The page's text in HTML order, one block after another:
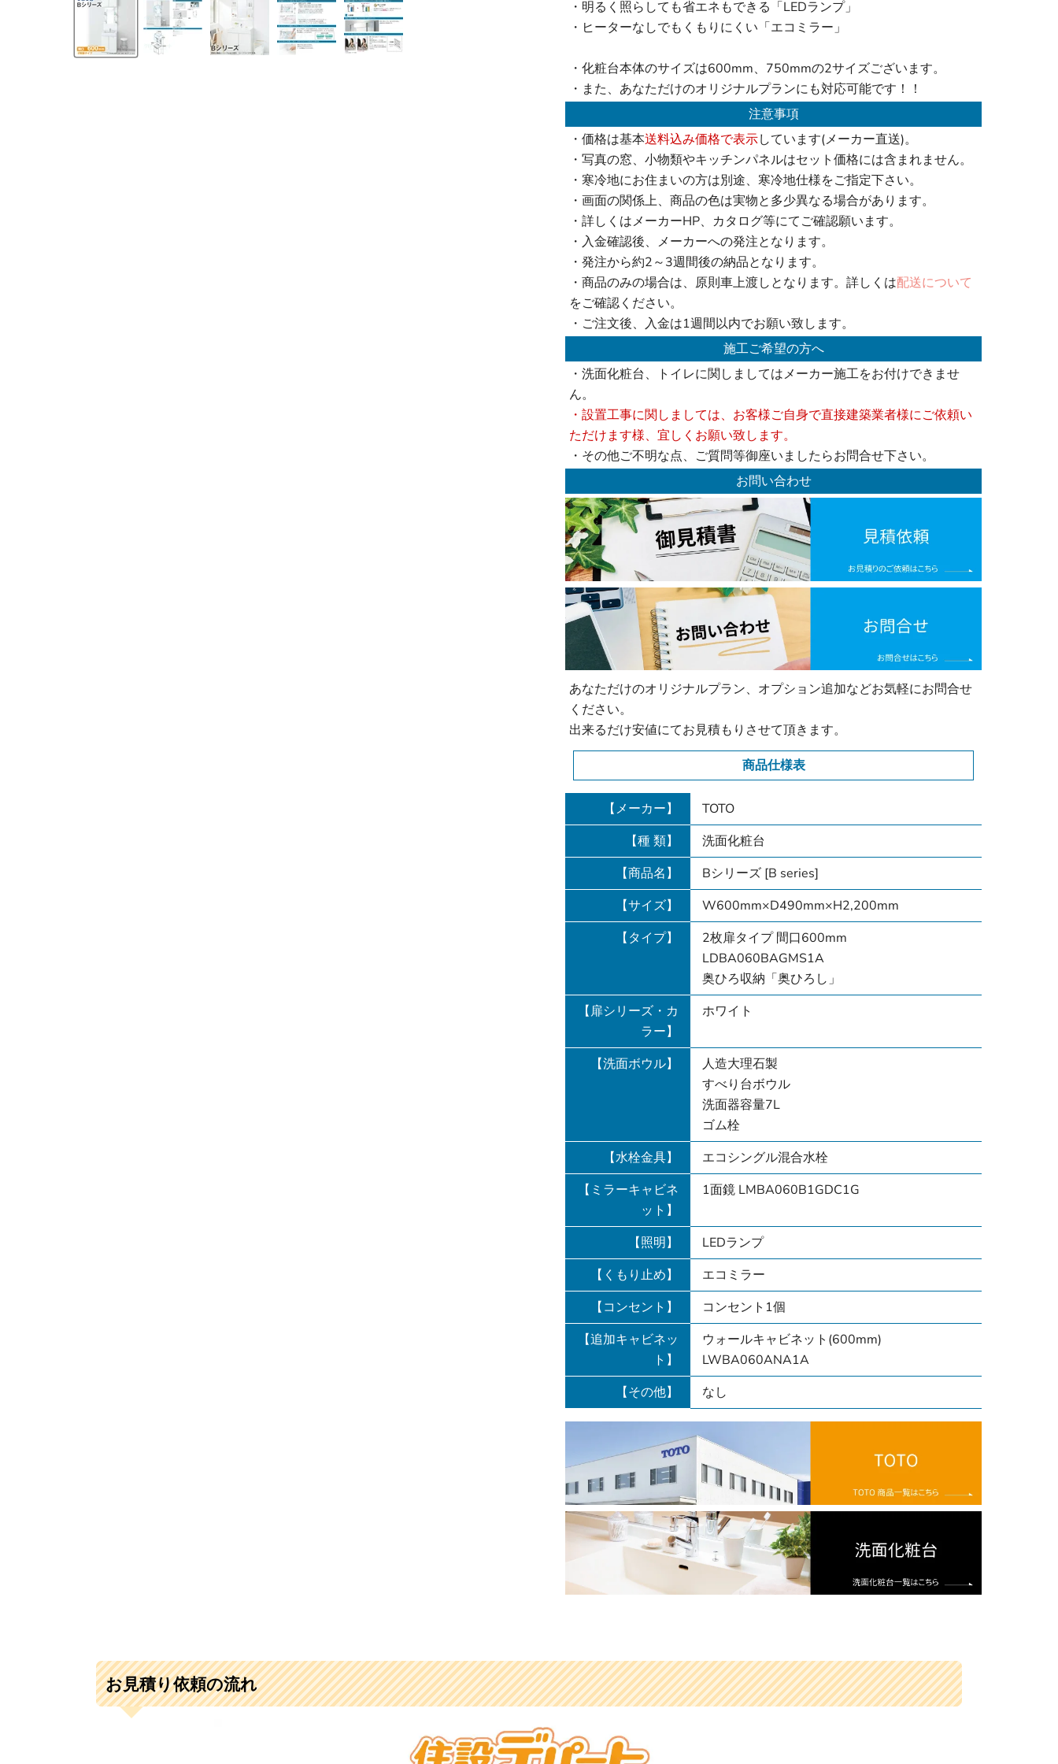
・明るく照らしても省エネもできる「LEDランプ」
・ヒーターなしでもくもりにくい「エコミラー」
・化粧台本体のサイズは600mm、750mmの2サイズございます。
・また、あなただけのオリジナルプランにも対応可能です！！
注意事項
・価格は基本送料込み価格で表示しています(メーカー直送)。
・写真の窓、小物類やキッチンパネルはセット価格には含まれません。
・寒冷地にお住まいの方は別途、寒冷地仕様をご指定下さい。
・画面の関係上、商品の色は実物と多少異なる場合があります。
・詳しくはメーカーHP、カタログ等にてご確認願います。
・入金確認後、メーカーへの発注となります。
・発注から約2～3週間後の納品となります。
・商品のみの場合は、原則車上渡しとなります。詳しくは配送について
をご確認ください。
・ご注文後、入金は1週間以内でお願い致します。
施工ご希望の方へ
・洗面化粧台、トイレに関しましてはメーカー施工をお付けできませ
ん。
・設置工事に関しましては、お客様ご自身で直接建築業者様にご依頼い
ただけます様、宜しくお願い致します。
・その他ご不明な点、ご質問等御座いましたらお問合せ下さい。
お問い合わせ
あなただけのオリジナルプラン、オプション追加などお気軽にお問合せ
ください。
出来るだけ安値にてお見積もりさせて頂きます。
商品仕様表
【メーカー】
TOTO
【種 類】
洗面化粧台
【商品名】
Bシリーズ [B series]
【サイズ】
W600mm×D490mm×H2,200mm
【タイプ】
2枚扉タイプ 間口600mm
LDBA060BAGMS1A
奥ひろ収納「奥ひろし」
【扉シリーズ・カ
ラー】
ホワイト
【洗面ボウル】
人造大理石製
すべり台ボウル
洗面器容量7L
ゴム栓
【水栓金具】
エコシングル混合水栓
【ミラーキャビネ
ット】
1面鏡 LMBA060B1GDC1G
【照明】
LEDランプ
【くもり止め】
エコミラー
【コンセント】
コンセント1個
【追加キャビネッ
ト】
ウォールキャビネット(600mm)
LWBA060ANA1A
【その他】
なし
お見積り依頼の流れ